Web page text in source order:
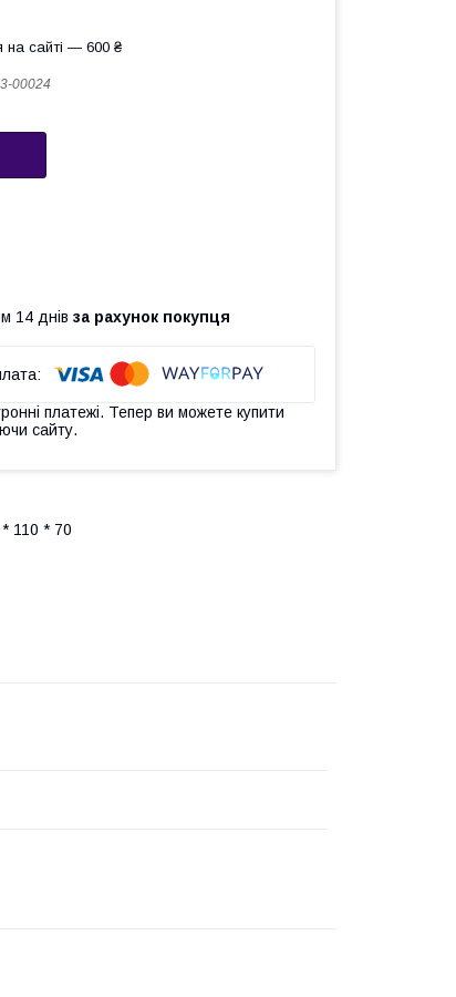
на сайті — 600 ₴
00024
14 днів за рахунок покупця
платежі. Тепер ви можете купити
сайту.
* 110 * 70